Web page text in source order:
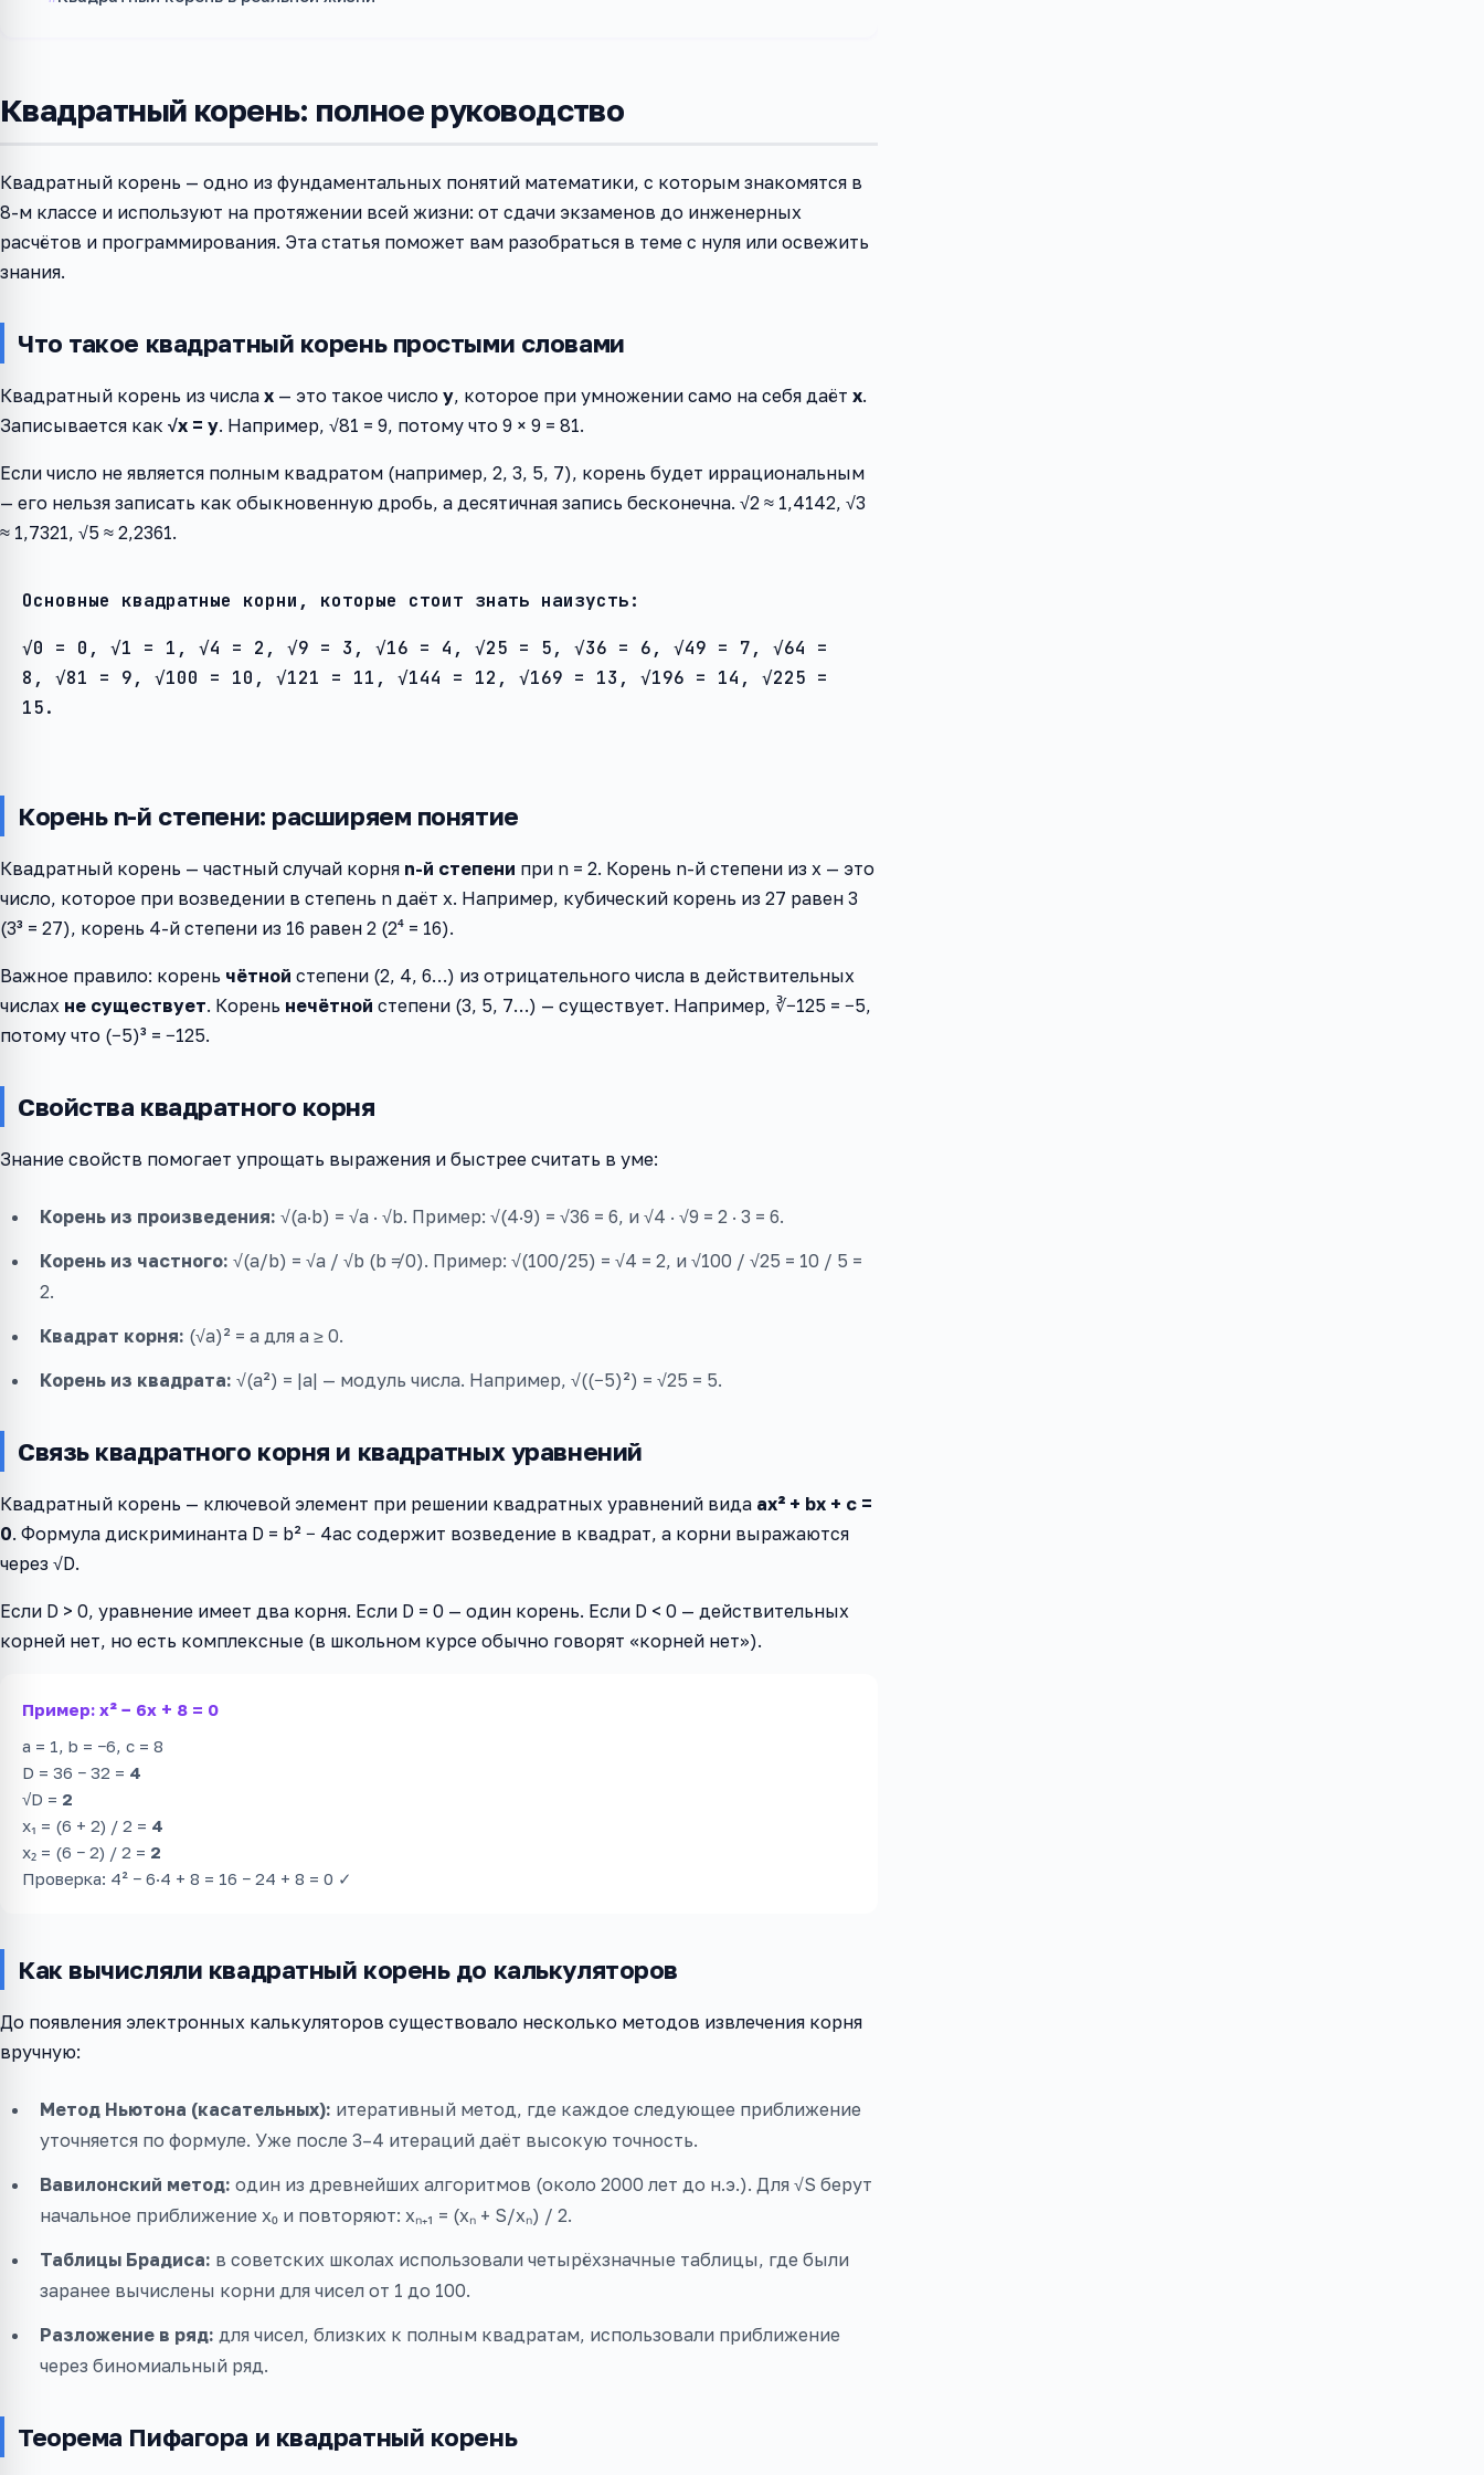
Квадратный корень: полное руководство
Квадратный корень — одно из фундаментальных понятий математики, с которым знакомятся в
8-м классе и используют на протяжении всей жизни: от сдачи экзаменов до инженерных
расчётов и программирования. Эта статья поможет вам разобраться в теме с нуля или освежить
знания.
Что такое квадратный корень простыми словами
Квадратный корень из числа x — это такое число y, которое при умножении само на себя даёт x.
Записывается как √x = y. Например, √81 = 9, потому что 9 × 9 = 81.
Если число не является полным квадратом (например, 2, 3, 5, 7), корень будет иррациональным
— его нельзя записать как обыкновенную дробь, а десятичная запись бесконечна. √2 ≈ 1,4142, √3
≈ 1,7321, √5 ≈ 2,2361.
Основные квадратные корни, которые стоит знать наизусть:
√0 = 0, √1 = 1, √4 = 2, √9 = 3, √16 = 4, √25 = 5, √36 = 6, √49 = 7, √64 =
8, √81 = 9, √100 = 10, √121 = 11, √144 = 12, √169 = 13, √196 = 14, √225 =
15.
Корень n-й степени: расширяем понятие
Квадратный корень — частный случай корня n-й степени при n = 2. Корень n-й степени из x — это
число, которое при возведении в степень n даёт x. Например, кубический корень из 27 равен 3
(3³ = 27), корень 4-й степени из 16 равен 2 (2⁴ = 16).
Важное правило: корень чётной степени (2, 4, 6…) из отрицательного числа в действительных
числах не существует. Корень нечётной степени (3, 5, 7…) — существует. Например, ∛−125 = −5,
потому что (−5)³ = −125.
Свойства квадратного корня
Знание свойств помогает упрощать выражения и быстрее считать в уме:
Корень из произведения: √(a·b) = √a · √b. Пример: √(4·9) = √36 = 6, и √4 · √9 = 2 · 3 = 6.
Корень из частного: √(a/b) = √a / √b (b ≠ 0). Пример: √(100/25) = √4 = 2, и √100 / √25 = 10 / 5 =
2.
Квадрат корня: (√a)² = a для a ≥ 0.
Корень из квадрата: √(a²) = |a| — модуль числа. Например, √((−5)²) = √25 = 5.
Связь квадратного корня и квадратных уравнений
Квадратный корень — ключевой элемент при решении квадратных уравнений вида ax² + bx + c =
0. Формула дискриминанта D = b² − 4ac содержит возведение в квадрат, а корни выражаются
через √D.
Если D > 0, уравнение имеет два корня. Если D = 0 — один корень. Если D < 0 — действительных
корней нет, но есть комплексные (в школьном курсе обычно говорят «корней нет»).
Пример: x² − 6x + 8 = 0
a = 1, b = −6, c = 8
D = 36 − 32 = 4
√D = 2
x₁ = (6 + 2) / 2 = 4
x₂ = (6 − 2) / 2 = 2
Проверка: 4² − 6·4 + 8 = 16 − 24 + 8 = 0 ✓
Как вычисляли квадратный корень до калькуляторов
До появления электронных калькуляторов существовало несколько методов извлечения корня
вручную:
Метод Ньютона (касательных): итеративный метод, где каждое следующее приближение
уточняется по формуле. Уже после 3–4 итераций даёт высокую точность.
Вавилонский метод: один из древнейших алгоритмов (около 2000 лет до н.э.). Для √S берут
начальное приближение x₀ и повторяют: xₙ₊₁ = (xₙ + S/xₙ) / 2.
Таблицы Брадиса: в советских школах использовали четырёхзначные таблицы, где были
заранее вычислены корни для чисел от 1 до 100.
Разложение в ряд: для чисел, близких к полным квадратам, использовали приближение
через биномиальный ряд.
Теорема Пифагора и квадратный корень